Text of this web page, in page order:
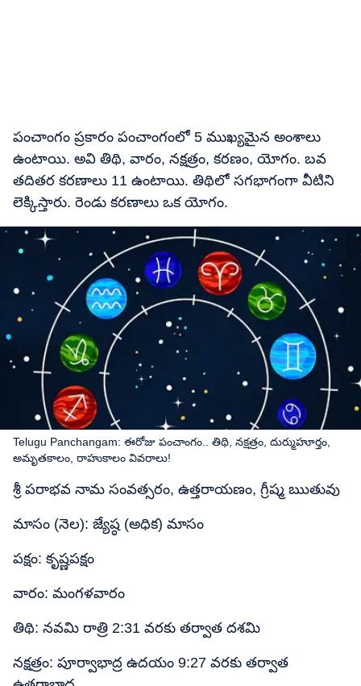
పంచాంగం ప్రకారం పంచాంగంలో 5 ముఖ్యమైన అంశాలు
ఉంటాయి. అవి తిథి, వారం, నక్షత్రం, కరణం, యోగం. బవ
తదితర కరణాలు 11 ఉంటాయి. తిథిలో సగభాగంగా వీటిని
లెక్కిస్తారు. రెండు కరణాలు ఒక యోగం.
Telugu Panchangam: ఈరోజు పంచాంగం.. తిథి, నక్షత్రం, దుర్ముహూర్తం,
అమృతకాలం, రాహుకాలం వివరాలు!
శ్రీ పరాభవ నామ సంవత్సరం, ఉత్తరాయణం, గ్రీష్మ ఋతువు
మాసం (నెల): జ్యేష్ఠ (అధిక) మాసం
పక్షం: కృష్ణపక్షం
వారం: మంగళవారం
తిథి: నవమి రాత్రి 2:31 వరకు తర్వాత దశమి
నక్షత్రం: పూర్వాభాద్ర ఉదయం 9:27 వరకు తర్వాత